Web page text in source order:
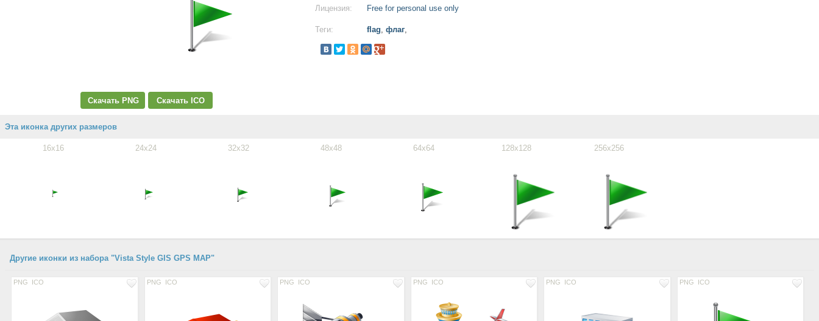
Скачать PNG Скачать ICO
Лицензия: Free for personal use only
Теги: flag, флаг,
Эта иконка других размеров
16x16 24x24 32x32 48x48 64x64 128x128 256x256
Другие иконки из набора "Vista Style GIS GPS MAP"
PNG ICO PNG ICO PNG ICO PNG ICO PNG ICO PNG ICO